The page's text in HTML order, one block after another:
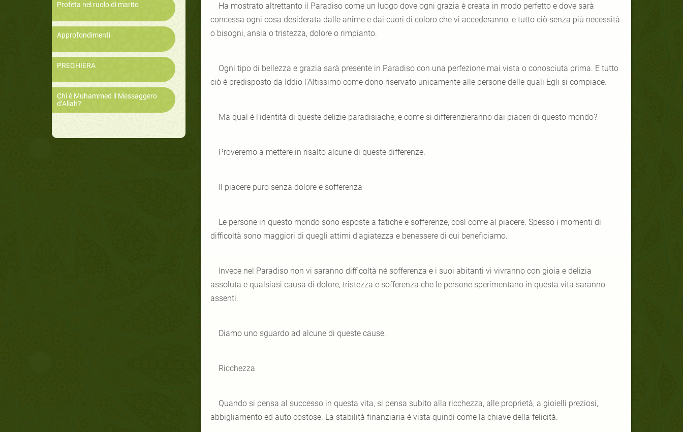
Profeta nel ruolo di marito
Approfondimenti
PREGHIERA
Chi è Muhammed il Messaggero
d’Allah?
Ha mostrato altrettanto il Paradiso come un luogo dove ogni grazia è creata in modo perfetto e dove sarà
concessa ogni cosa desiderata dalle anime e dai cuori di coloro che vi accederanno, e tutto ciò senza più necessità
o bisogni, ansia o tristezza, dolore o rimpianto.
Ogni tipo di bellezza e grazia sarà presente in Paradiso con una perfezione mai vista o conosciuta prima. E tutto
ciò è predisposto da Iddio l'Altissimo come dono riservato unicamente alle persone delle quali Egli si compiace.
Ma qual è l'identità di queste delizie paradisiache, e come si differenzieranno dai piaceri di questo mondo?
Proveremo a mettere in risalto alcune di queste differenze.
Il piacere puro senza dolore e sofferenza
Le persone in questo mondo sono esposte a fatiche e sofferenze, così come al piacere. Spesso i momenti di
difficoltà sono maggiori di quegli attimi d'agiatezza e benessere di cui beneficiamo.
Invece nel Paradiso non vi saranno difficoltà né sofferenza e i suoi abitanti vi vivranno con gioia e delizia
assoluta e qualsiasi causa di dolore, tristezza e sofferenza che le persone sperimentano in questa vita saranno
assenti.
Diamo uno sguardo ad alcune di queste cause.
Ricchezza
Quando si pensa al successo in questa vita, si pensa subito alla ricchezza, alle proprietà, a gioielli preziosi,
abbigliamento ed auto costose. La stabilità finanziaria è vista quindi come la chiave della felicità.